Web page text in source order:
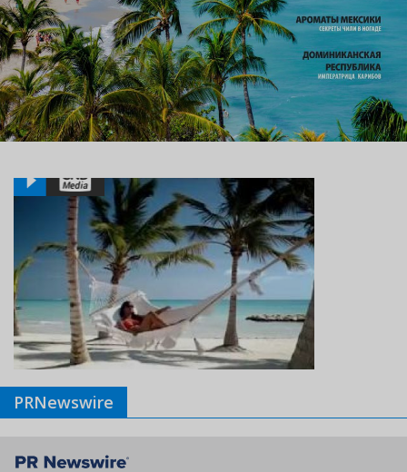
PRNewswire